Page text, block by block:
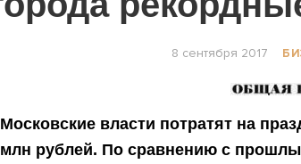
8 сентября 2017
Московские власти потратят на
млн рублей. По сравнению с